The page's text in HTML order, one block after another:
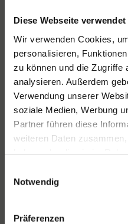
Diese Webseite
Wir verwenden Cookies,
personalisieren,
zu können und die Zugriffe
analysieren. Außerdem
Verwendung unserer
soziale Medien, Werbung
Partner führen diese
weiteren Daten
Notwendig
Präferenzen
Für alle Ihre
und Feste
Hansen Events ist Ihr
Veranstaltungen von
Lesen Sie mehr